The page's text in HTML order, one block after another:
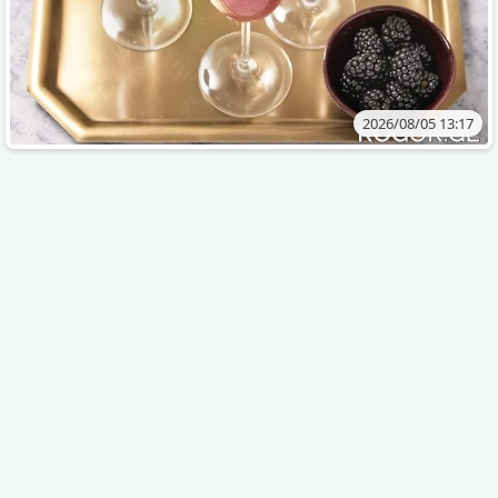
2026/08/05 13:17